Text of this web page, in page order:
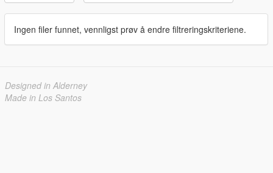
Ingen filer funnet, vennligst prøv å endre filtreringskriteriene.
Designed in Alderney
Made in Los Santos